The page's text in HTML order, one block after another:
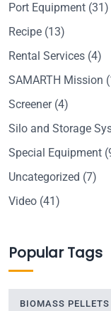
Port Equipment (31)
Recipe (13)
Rental Services (4)
SAMARTH Mission
Screener(4)
Silo and Storage
Special Equipment
Uncategorized (7)
Video (41)
Popular Tags
BIOMASS PELLETS